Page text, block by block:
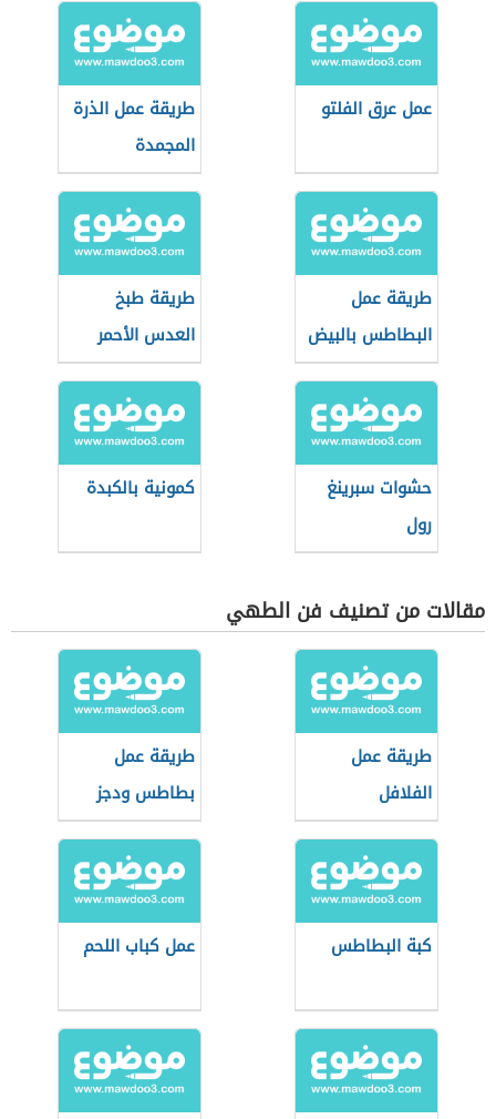
عمل عرق الفلتو
طريقة عمل الذرة
المجمدة
طريقة عمل
البطاطس بالبيض
طريقة طبخ
العدس الأحمر
حشوات سبرينغ
رول
كمونية بالكبدة
مقالات من تصنيف فن الطهي
طريقة عمل
الفلافل
الفلسطيني
طريقة عمل
بطاطس ودجز
كبة البطاطس عمل كباب اللحم